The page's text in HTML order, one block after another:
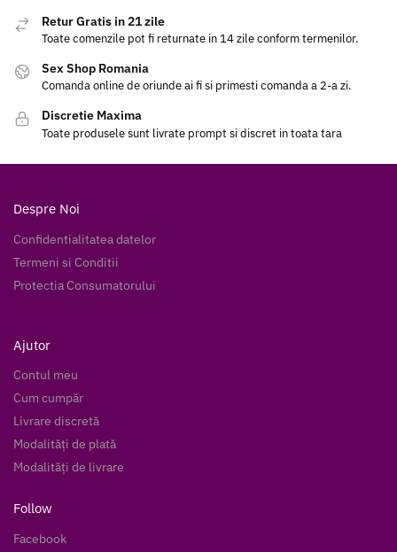
Retur Gratis in 21 zile
Toate comenzile pot fi returnate in 14 zile conform termenilor.
Sex Shop Romania
Comanda online de oriunde ai fi si primesti comanda a 2-a zi.
Discretie Maxima
Toate produsele sunt livrate prompt si discret in toata tara
Despre Noi
Confidentialitatea datelor
Termeni si Conditii
Protectia Consumatorului
Ajutor
Contul meu
Cum cumpăr
Livrare discretă
Modalități de plată
Modalități de livrare
Follow
Facebook